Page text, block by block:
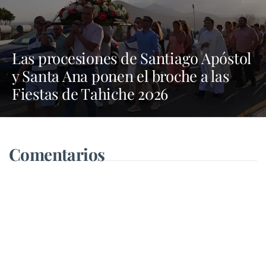
Las procesiones de Santiago Apóstol
y Santa Ana ponen el broche a las
Fiestas de Tahiche 2026
Comentarios